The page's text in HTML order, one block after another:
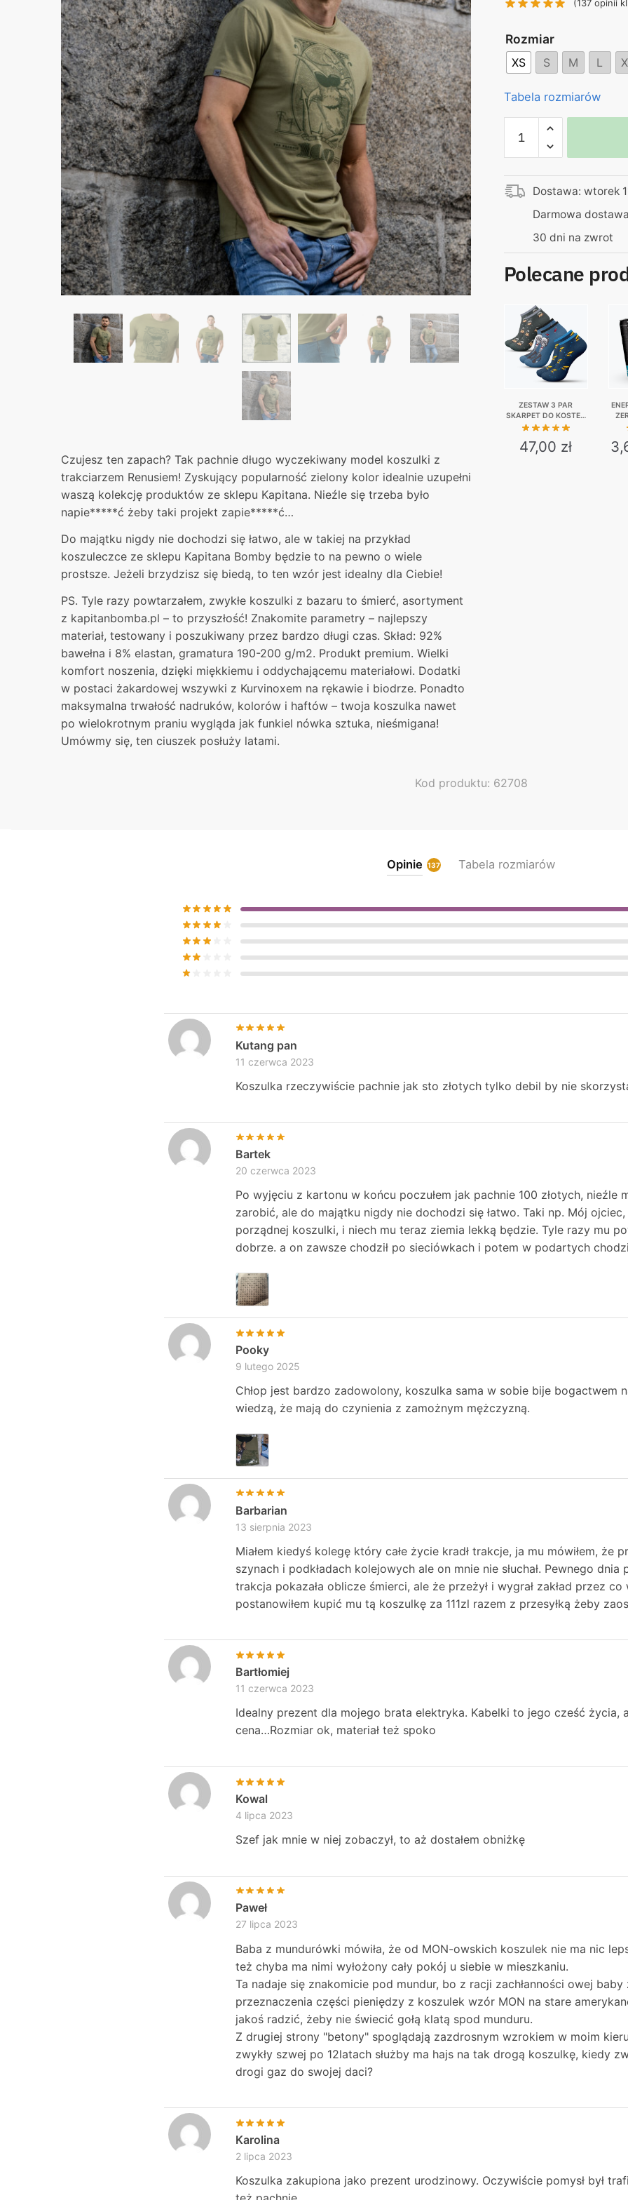
Czujesz ten zapach? Tak pachnie długo wyczekiwany model koszulki z
trakciarzem Renusiem! Zyskujący popularność zielony kolor idealnie uzupełni
waszą kolekcję produktów ze sklepu Kapitana. Nieźle się trzeba było
napie*****ć żeby taki projekt zapie*****ć…
Do majątku nigdy nie dochodzi się łatwo, ale w takiej na przykład
koszuleczce ze sklepu Kapitana Bomby będzie to na pewno o wiele
prostsze. Jeżeli brzydzisz się biedą, to ten wzór jest idealny dla Ciebie!
PS. Tyle razy powtarzałem, zwykłe koszulki z bazaru to śmierć, asortyment
z kapitanbomba.pl – to przyszłość! Znakomite parametry – najlepszy
materiał, testowany i poszukiwany przez bardzo długi czas. Skład: 92%
bawełna i 8% elastan, gramatura 190-200 g/m2. Produkt premium. Wielki
komfort noszenia, dzięki miękkiemu i oddychającemu materiałowi. Dodatki
w postaci żakardowej wszywki z Kurvinoxem na rękawie i biodrze. Ponadto
maksymalna trwałość nadruków, kolorów i haftów – twoja koszulka nawet
po wielokrotnym praniu wygląda jak funkiel nówka sztuka, nieśmigana!
Umówmy się, ten ciuszek posłuży latami.
130,00 zł.
(137 opinii
Rozmiar
XS S M L
Tabela rozmiarów
Koszulka
zielona
–
"Kabelki"
pachnie
złotych
Dostawa: wtorek
Darmowa
30 dni na zwrot
Polecane
ZESTAW 3 PAR
SKARPET DO KOSTEK
– OJCIEC PIJO,
KURVINOX
47,00 zł
Kod produktu: 62708
Opinie 137 Tabela rozmiarów
Kutang pan
11 czerwca 2023
Koszulka rzeczywiście pachnie jak sto złotych tylko debil by nie
Bartek
20 czerwca 2023
Po wyjęciu z kartonu w końcu poczułem jak pachnie 100 złotych, nieźle
zarobić, ale do majątku nigdy nie dochodzi się łatwo. Taki np. Mój
porządnej koszulki, i niech mu teraz ziemia lekką będzie. Tyle razy mu
dobrze. a on zawsze chodził po sieciówkach i potem w podartych
Pooky
9 lutego 2025
Chłop jest bardzo zadowolony, koszulka sama w sobie bije bogactwem
wiedzą, że mają do czynienia z zamożnym mężczyzną.
Barbarian
13 sierpnia 2023
Miałem kiedyś kolegę który całe życie kradł trakcje, ja mu mówiłem, że
szynach i podkładach kolejowych ale on mnie nie słuchał. Pewnego dnia
trakcja pokazała oblicze śmierci, ale że przeżył i wygrał zakład przez
postanowiłem kupić mu tą koszulkę za 111zl razem z przesyłką żeby
Bartłomiej
11 czerwca 2023
Idealny prezent dla mojego brata elektryka. Kabelki to jego cześć życia,
cena…Rozmiar ok, materiał też spoko
Kowal
4 lipca 2023
Szef jak mnie w niej zobaczył, to aż dostałem obniżkę
Paweł
27 lipca 2023
Baba z mundurówki mówiła, że od MON-owskich koszulek nie ma nic
też chyba ma nimi wyłożony cały pokój u siebie w mieszkaniu.
Ta nadaje się znakomicie pod mundur, bo z racji zachłanności owej
przeznaczenia części pieniędzy z koszulek wzór MON na stare
jakoś radzić, żeby nie świecić gołą klatą spod munduru.
Z drugiej strony "betony" spoglądają zazdrosnym wzrokiem w moim
zwykły szwej po 12latach służby ma hajs na tak drogą koszulkę, kiedy
drogi gaz do swojej daci?
Karolina
2 lipca 2023
Koszulka zakupiona jako prezent urodzinowy. Oczywiście pomysł był